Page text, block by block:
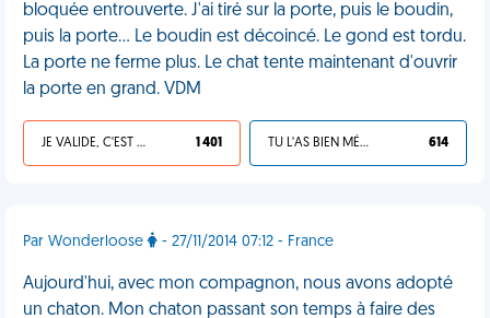
bloquée entrouverte. J'ai tiré sur la porte, puis le boudin,
puis la porte… Le boudin est décoincé. Le gond est tordu.
La porte ne ferme plus. Le chat tente maintenant d'ouvrir
la porte en grand. VDM
JE VALIDE, C'EST UNE VDM 1 401 TU L'AS BIEN MÉRITÉ 614
Par Wonderloose - 27/11/2014 07:12 - France
Aujourd'hui, avec mon compagnon, nous avons adopté
un chaton. Mon chaton passant son temps à faire des